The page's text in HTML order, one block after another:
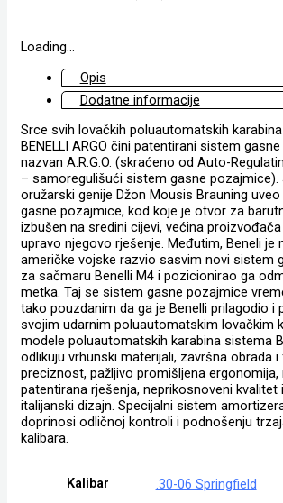
Loading...
Opis
Dodatne informacije
Srce svih lovačkih poluautomatskih
BENELLI ARGO čini patentirani sistem
nazvan A.R.G.O. (skraćeno od Auto-
– samoregulišući sistem gasne pozajmice).
oružarski genije Džon Mousis Brauning
gasne pozajmice, kod koje je otvor za
izbušen na sredini cijevi, većina
upravo njegovo rješenje. Međutim, Beneli je
američke vojske razvio sasvim novi sistem
za sačmaru Benelli M4 i pozicionirao ga
metka. Taj se sistem gasne pozajmice
tako pouzdanim da ga je Benelli prilagodio i
svojim udarnim poluautomatskim lovačkim
modele poluautomatskih karabina sistema
odlikuju vrhunski materijali, završna obrada
preciznost, pažljivo promišljena ergonomija,
patentirana rješenja, neprikosnoveni kvalitet
italijanski dizajn. Specijalni sistem
doprinosi odličnoj kontroli i podnošenju
kalibara.
Kalibar .30-06 Springfield